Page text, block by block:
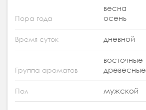
Пора года
весна
осень
Время суток дневной
Группа ароматов
восточные
древесные
Пол мужской